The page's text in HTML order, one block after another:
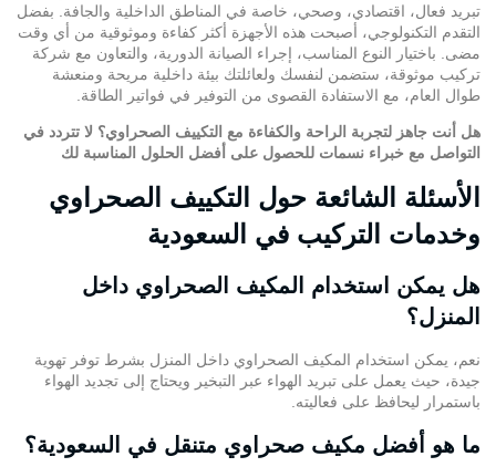
تبريد فعال، اقتصادي، وصحي، خاصة في المناطق الداخلية والجافة. بفضل
التقدم التكنولوجي، أصبحت هذه الأجهزة أكثر كفاءة وموثوقية من أي وقت
مضى. باختيار النوع المناسب، إجراء الصيانة الدورية، والتعاون مع شركة
تركيب موثوقة، ستضمن لنفسك ولعائلتك بيئة داخلية مريحة ومنعشة
طوال العام، مع الاستفادة القصوى من التوفير في فواتير الطاقة.
هل أنت جاهز لتجربة الراحة والكفاءة مع التكييف الصحراوي؟ لا تتردد في
التواصل مع خبراء نسمات للحصول على أفضل الحلول المناسبة لك
الأسئلة الشائعة حول التكييف الصحراوي
وخدمات التركيب في السعودية
هل يمكن استخدام المكيف الصحراوي داخل
المنزل؟
نعم، يمكن استخدام المكيف الصحراوي داخل المنزل بشرط توفر تهوية
جيدة، حيث يعمل على تبريد الهواء عبر التبخير ويحتاج إلى تجديد الهواء
باستمرار ليحافظ على فعاليته.
ما هو أفضل مكيف صحراوي متنقل في السعودية؟